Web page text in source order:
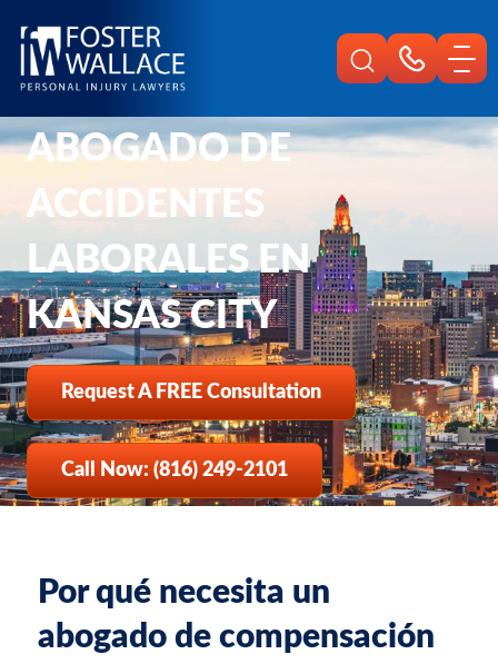
Abogado De Accidentes Laborales En Kansas City
ABOGADO DE
ACCIDENTES
LABORALES EN
KANSAS CITY
Request A FREE Consultation
Call Now: (816) 249-2101
Por qué necesita un
abogado de compensación